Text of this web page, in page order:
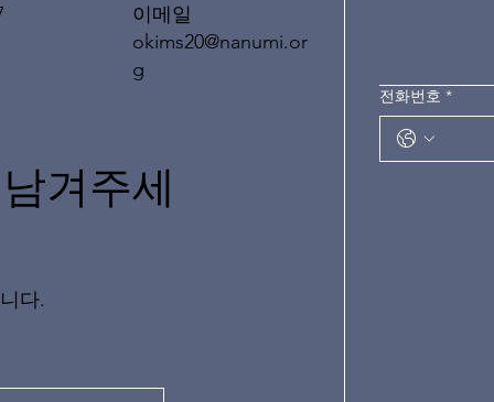
이메일
okims20@nanumi.or
g
겨주세
다.
전화번호 *